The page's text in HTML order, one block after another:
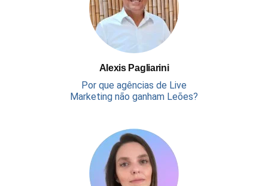
Alexis Pagliarini
Por que agências de Live
Marketing não ganham Leões?